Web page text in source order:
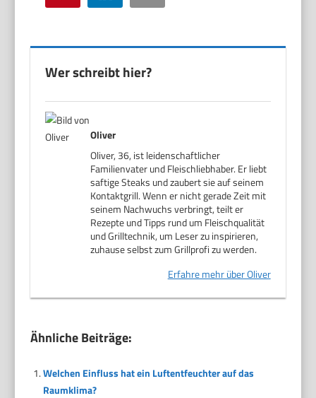
Wer schreibt hier?
Oliver
Oliver, 36, ist leidenschaftlicher
Familienvater und Fleischliebhaber. Er liebt
saftige Steaks und zaubert sie auf seinem
Kontaktgrill. Wenn er nicht gerade Zeit mit
seinem Nachwuchs verbringt, teilt er
Rezepte und Tipps rund um Fleischqualität
und Grilltechnik, um Leser zu inspirieren,
zuhause selbst zum Grillprofi zu werden.
Erfahre mehr über Oliver
Ähnliche Beiträge:
Welchen Einfluss hat ein Luftentfeuchter auf das
Raumklima?